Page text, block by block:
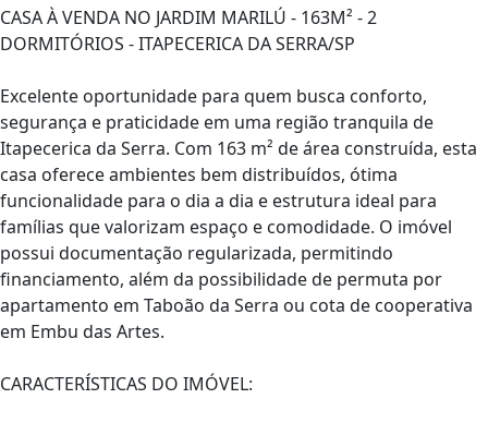
CASA À VENDA NO JARDIM MARILÚ - 163M² - 2
DORMITÓRIOS - ITAPECERICA DA SERRA/SP
Excelente oportunidade para quem busca conforto,
segurança e praticidade em uma região tranquila de
Itapecerica da Serra. Com 163 m² de área construída, esta
casa oferece ambientes bem distribuídos, ótima
funcionalidade para o dia a dia e estrutura ideal para
famílias que valorizam espaço e comodidade. O imóvel
possui documentação regularizada, permitindo
financiamento, além da possibilidade de permuta por
apartamento em Taboão da Serra ou cota de cooperativa
em Embu das Artes.
CARACTERÍSTICAS DO IMÓVEL: